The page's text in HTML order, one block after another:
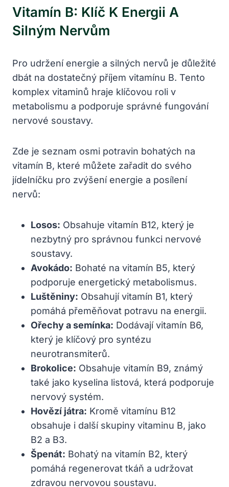
Vitamín B: Klíč K Energii A
Silným Nervům
Pro udržení energie a silných nervů je důležité
dbát na dostatečný příjem vitamínu B. Tento
komplex vitaminů hraje klíčovou roli v
metabolismu a podporuje správné fungování
nervové soustavy.
Zde je seznam osmi potravin bohatých na
vitamín B, které můžete zařadit do svého
jídelníčku pro zvýšení energie a posílení
nervů:
Losos: Obsahuje vitamín B12, který je
nezbytný pro správnou funkci nervové
soustavy.
Avokádo: Bohaté na vitamín B5, který
podporuje energetický metabolismus.
Luštěniny: Obsahují vitamín B1, který
pomáhá přeměňovat potravu na energii.
Ořechy a semínka: Dodávají vitamín B6,
který je klíčový pro syntézu
neurotransmiterů.
Brokolice: Obsahuje vitamín B9, známý
také jako kyselina listová, která podporuje
nervový systém.
Hovězí játra: Kromě vitamínu B12
obsahuje i další skupiny vitaminu B, jako
B2 a B3.
Špenát: Bohatý na vitamín B2, který
pomáhá regenerovat tkáň a udržovat
zdravou nervovou soustavu.